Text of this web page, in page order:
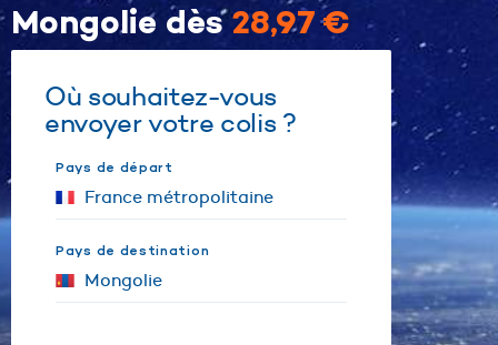
Mongolie dès28,97 €
Où souhaitez-vous
envoyer votre colis ?
Pays de départ
Pays de destination